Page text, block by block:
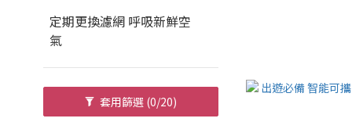
定期更換濾網 呼吸新鮮空
氣
套用篩選 (0/20)